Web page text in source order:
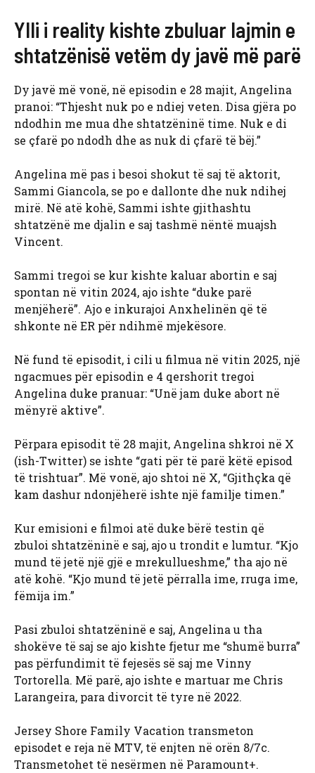
Ylli i reality kishte zbuluar lajmin e
shtatzënisë vetëm dy javë më parë
Dy javë më vonë, në episodin e 28 majit, Angelina
pranoi: “Thjesht nuk po e ndiej veten. Disa gjëra po
ndodhin me mua dhe shtatzëninë time. Nuk e di
se çfarë po ndodh dhe as nuk di çfarë të bëj.”
Angelina më pas i besoi shokut të saj të aktorit,
Sammi Giancola, se po e dallonte dhe nuk ndihej
mirë. Në atë kohë, Sammi ishte gjithashtu
shtatzënë me djalin e saj tashmë nëntë muajsh
Vincent.
Sammi tregoi se kur kishte kaluar abortin e saj
spontan në vitin 2024, ajo ishte “duke parë
menjëherë”. Ajo e inkurajoi Anxhelinën që të
shkonte në ER për ndihmë mjekësore.
Në fund të episodit, i cili u filmua në vitin 2025, një
ngacmues për episodin e 4 qershorit tregoi
Angelina duke pranuar: “Unë jam duke abort në
mënyrë aktive”.
Përpara episodit të 28 majit, Angelina shkroi në X
(ish-Twitter) se ishte “gati për të parë këtë episod
të trishtuar”. Më vonë, ajo shtoi në X, “Gjithçka që
kam dashur ndonjëherë ishte një familje timen.”
Kur emisioni e filmoi atë duke bërë testin që
zbuloi shtatzëninë e saj, ajo u trondit e lumtur. “Kjo
mund të jetë një gjë e mrekullueshme,” tha ajo në
atë kohë. “Kjo mund të jetë përralla ime, rruga ime,
fëmija im.”
Pasi zbuloi shtatzëninë e saj, Angelina u tha
shokëve të saj se ajo kishte fjetur me “shumë burra”
pas përfundimit të fejesës së saj me Vinny
Tortorella. Më parë, ajo ishte e martuar me Chris
Larangeira, para divorcit të tyre në 2022.
Jersey Shore Family Vacation transmeton
episodet e reja në MTV, të enjten në orën 8/7c.
Transmetohet të nesërmen në Paramount+.